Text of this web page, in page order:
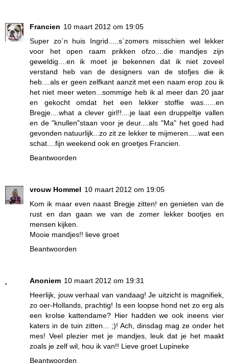
Francien 10 maart 2012 om 19:05
Super zo`n huis Ingrid.....s`zomers misschien wel lekker
voor het open raam prikken ofzo....die mandjes zijn
geweldig....en ik moet je bekennen dat ik niet zoveel
verstand heb van de designers van de stofjes die ik
heb....als er geen zelfkant aanzit met een naam erop zou ik
het niet meer weten...sommige heb ik al meer dan 20 jaar
en gekocht omdat het een lekker stoffie was......en
Bregje....what a clever girl!!....je laat een druppeltje vallen
en de "knullen"staan voor je deur....als "Ma" het goed had
gevonden natuurlijk...zo zit ze lekker te mijmeren.....wat een
schat....fijn weekend ook en groetjes Francien.
Beantwoorden
vrouw Hommel 10 maart 2012 om 19:05
Kom ik maar even naast Bregje zitten! en genieten van de
rust en dan gaan we van de zomer lekker bootjes en
mensen kijken.
Mooie mandjes!! lieve groet
Beantwoorden
Anoniem 10 maart 2012 om 19:31
Heerlijk, jouw verhaal van vandaag! Je uitzicht is magnifiek,
zo oer-Hollands, prachtig! Is een loopse hond net zo erg als
een krolse kattendame? Hier hadden we ook ineens vier
katers in de tuin zitten... ;)! Ach, dinsdag mag ze onder het
mes! Veel plezier met je mandjes, leuk dat je het maakt
zoals je zelf wil, hou ik van!! Lieve groet Lupineke
Beantwoorden